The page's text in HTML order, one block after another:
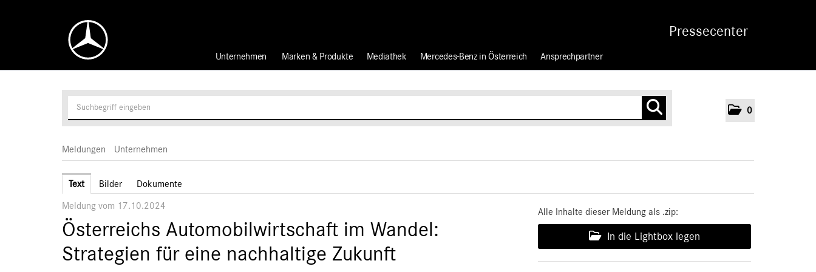
Pressecenter
0
Unternehmen Marken & Produkte Mediathek Mercedes-Benz in Österreich Ansprechpartner
Meldungen Unternehmen
Text Bilder Dokumente
Meldung vom 17.10.2024
Österreichs Automobilwirtschaft im Wandel:
Strategien für eine nachhaltige Zukunft
Alle Inhalte dieser Meldung als .zip:
In die Lightbox legen